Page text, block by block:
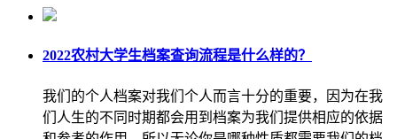
2022农村大学生档案查询流程是什么样的？
我们的个人档案对我们个人而言十分的重要，因为在我
们人生的不同时期都会用到档案为我们提供相应的依据